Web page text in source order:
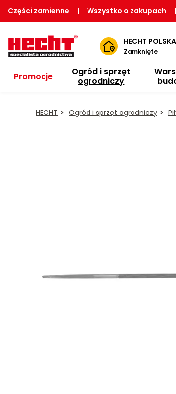
Części zamienne | Wszystko o zakupach |
HECHT
Zamknięte
Promocje
Ogród i sprzęt
ogrodniczy
HECHT Ogród i sprzęt ogrodniczy